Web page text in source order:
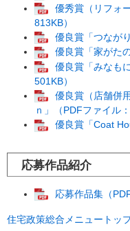
優秀賞（リフォ
813KB）
優良賞「つなが
優良賞「家がた
優良賞「みなも
501KB）
優良賞（店舗併
ｎ」（PDFファイル：
優良賞「Coat
応募作品紹介
応募作品集（
住宅政策総合メニュートッ